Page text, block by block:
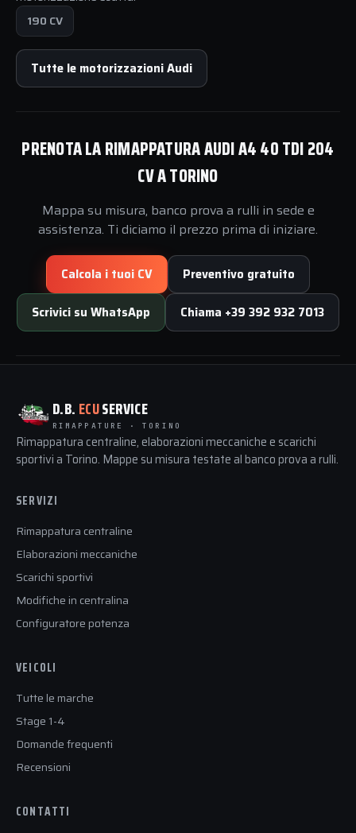
190 CV
Tutte le motorizzazioni Audi
PRENOTA LA RIMAPPATURA AUDI A4 40 TDI 204
CV A TORINO
Mappa su misura, banco prova a rulli in sede e
assistenza. Ti diciamo il prezzo prima di iniziare.
Calcola i tuoi CV Preventivo gratuito
Scrivici su WhatsApp Chiama +39 392 932 7013
D.B. ECUSERVICE
RIMAPPATURE · TORINO
Rimappatura centraline, elaborazioni meccaniche e scarichi
sportivi a Torino. Mappe su misura testate al banco prova a rulli.
SERVIZI
Rimappatura centraline
Elaborazioni meccaniche
Scarichi sportivi
Modifiche in centralina
Configuratore potenza
VEICOLI
Tutte le marche
Stage 1-4
Domande frequenti
Recensioni
CONTATTI